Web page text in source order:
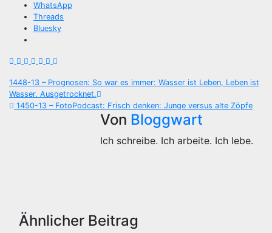
WhatsApp
Threads
Bluesky
Beitragsnavigation
1448-13 – Prognosen: So war es immer: Wasser ist Leben, Leben ist
Wasser. Ausgetrocknet.
1450-13 – FotoPodcast: Frisch denken: Junge versus alte Zöpfe
Von Bloggwart
Ich schreibe. Ich arbeite. Ich lebe.
Ähnlicher Beitrag